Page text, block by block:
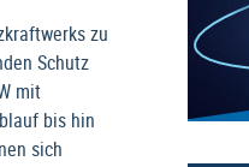
zu
Schutz
mit
bis hin
sich